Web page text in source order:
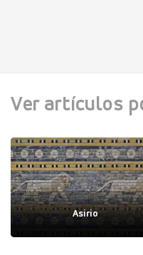
Ver artículos
Asirio